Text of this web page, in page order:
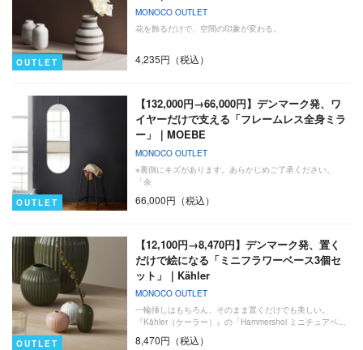
OUTLET
MONOCO OUTLET
花を飾るだけで、空間の印象が変わる。
4,235円（税込）
OUTLET
【132,000円→66,000円】デンマーク発、ワ
イヤーだけで支える「フレームレス全身ミラ
ー」｜MOEBE
MONOCO OUTLET
※裏側にキズがあります。あらかじめご了承ください。
「余
66,000円（税込）
OUTLET
【12,100円→8,470円】デンマーク発、置く
だけで絵になる「ミニフラワーベース3個セ
ット」｜Kähler
MONOCO OUTLET
一輪挿しはもちろん、そのまま置くだけでも美しい。
『Kähler（ケーラー）』の「Hammershoi ミニチュアベ…
8,470円（税込）